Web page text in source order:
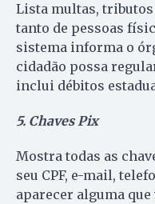
Lista multas, tributos
tanto de pessoas
sistema informa o
cidadão possa
inclui débitos
5. Chaves Pix
Mostra todas as
seu CPF, e-mail,
aparecer alguma